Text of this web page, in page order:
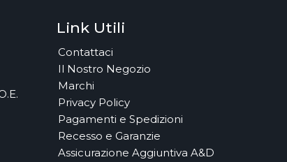
Link Utili
Contattaci
Il Nostro Negozio
Marchi
Privacy Policy
Pagamenti e Spedizioni
Recesso e Garanzie
Assicurazione Aggiuntiva A&D